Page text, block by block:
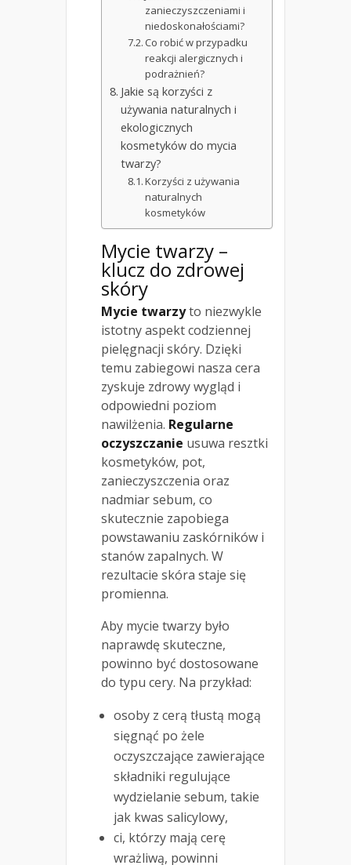
zanieczyszczeniami i
niedoskonałościami?
Co robić w przypadku
reakcji alergicznych i
podrażnień?
Jakie są korzyści z
używania naturalnych i
ekologicznych
kosmetyków do mycia
twarzy?
Korzyści z używania
naturalnych
kosmetyków
Mycie twarzy –
klucz do zdrowej
skóry
Mycie twarzyto niezwykle
istotny aspekt codziennej
pielęgnacji skóry. Dzięki
temu zabiegowi nasza cera
zyskuje zdrowy wygląd i
odpowiedni poziom
nawilżenia. Regularne
oczyszczanie usuwa resztki
kosmetyków, pot,
zanieczyszczenia oraz
nadmiar sebum, co
skutecznie zapobiega
powstawaniu zaskórników i
stanów zapalnych. W
rezultacie skóra staje się
promienna.
Aby mycie twarzy było
naprawdę skuteczne,
powinno być dostosowane
do typu cery. Na przykład:
osoby z cerą tłustą mogą
sięgnąć po żele
oczyszczające zawierające
składniki regulujące
wydzielanie sebum, takie
jak kwas salicylowy,
ci, którzy mają cerę
wrażliwą, powinni